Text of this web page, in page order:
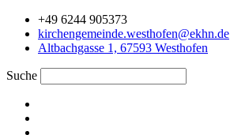
Zum
Inhalt
springen
+49 6244 905373
kirchengemeinde.westhofen@ekhn.de
Altbachgasse 1, 67593 Westhofen
Suche